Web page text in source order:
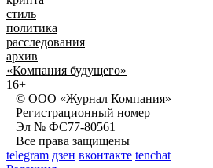
стиль
политика
расследования
архив
«Компания будущего»
16+
© ООО «Журнал Компания»
Регистрационный номер
Эл № ФС77-80561
Все права защищены
telegram дзен вконтакте tenchat